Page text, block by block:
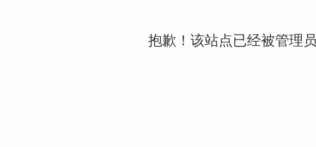
抱歉！该站点已经被管理